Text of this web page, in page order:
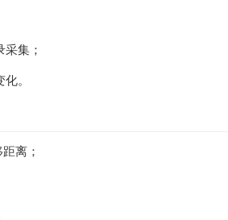
集；
。
离；